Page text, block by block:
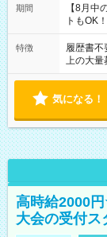
「でき
ね。 ※Wワーク希望の方へ 今ご覧のお仕事で希望する勤務時間
と、もう
合は応募
期間
【8月
トもOK！
特徴 履歴書不
上の大量
気になる！
高時給2000
大会の受付